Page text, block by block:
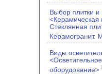
Выбор плитки и
<Керамическая
Стеклянная
Керамогранит.
Виды
<Осветительное
оборудование>